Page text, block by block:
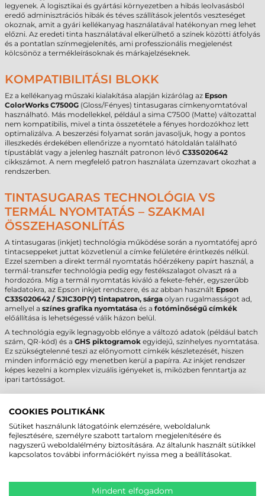
legyenek. A logisztikai és gyártási környezetben a hibás leolvasásból
eredő adminisztrációs hibák és téves szállítások jelentős veszteséget
okoznak, amit a gyári kellékanyag használatával hatékonyan meg lehet
előzni. Az eredeti tinta használatával elkerülhető a színek közötti átfolyás
és a pontatlan színmegjelenítés, ami professzionális megjelenést
kölcsönöz a termékleírásoknak és márkajelzéseknek.
KOMPATIBILITÁSI BLOKK
Ez a kellékanyag műszaki kialakítása alapján kizárólag az Epson
ColorWorks C7500G (Gloss/Fényes) tintasugaras címkenyomtatóval
használható. Más modellekkel, például a sima C7500 (Matte) változattal
nem kompatibilis, mivel a tinta összetétele a fényes hordozókhoz lett
optimalizálva. A beszerzési folyamat során javasoljuk, hogy a pontos
illeszkedés érdekében ellenőrizze a nyomtató hátoldalán található
típustáblát vagy a jelenleg használt patronon lévő C33S020642
cikkszámot. A nem megfelelő patron használata üzemzavart okozhat a
rendszerben.
TINTASUGARAS TECHNOLÓGIA VS
TERMÁL NYOMTATÁS – SZAKMAI
ÖSSZEHASONLÍTÁS
A tintasugaras (inkjet) technológia működése során a nyomtatófej apró
tintacseppeket juttat közvetlenül a címke felületére érintkezés nélkül.
Ezzel szemben a direkt termál nyomtatás hőérzékeny papírt használ, a
termál-transzfer technológia pedig egy festékszalagot olvaszt rá a
hordozóra. Míg a termál nyomtatás kiváló a fekete-fehér, egyszerűbb
feladatokra, az Epson inkjet rendszere, és az abban használt Epson
C33S020642 / SJIC30P(Y) tintapatron, sárga olyan rugalmasságot ad,
amellyel a színes grafika nyomtatása és a fotóminőségű címkék
előállítása is lehetségessé válik házon belül.
A technológia egyik legnagyobb előnye a változó adatok (például batch
szám, QR-kód) és a GHS piktogramok egyidejű, színhelyes nyomtatása.
Ez szükségtelenné teszi az előnyomott címkék készletezését, hiszen
minden információ egy menetben kerül a papírra. Az inkjet rendszer
képes kezelni a komplex vizuális igényeket is, miközben fenntartja az
ipari tartósságot.
Technológia
Piezoelektromos
Színes nyomtatás
Teljes, fotóminőségű
színskála
Limitált (szalagonként
egy szín)
Grafikai részletesség Magas (1200 dpi felett)
Közepes (max 600 dpi)
Kellékanyag
Folyékony pigmenttinta
Festékszalag (ribbon)
(GHS)
COOKIES POLITIKÁNK
Sütiket használunk látogatóink elemzésére, weboldalunk
fejlesztésére, személyre szabott tartalom megjelenítésére és
nagyszerű weboldalélmény biztosítására. Az általunk használt sütikkel
kapcsolatos további információkért nyissa meg a beállításokat.
Mindent elfogadom